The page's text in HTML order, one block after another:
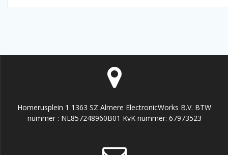
Homerusplein 1 1363 SZ Almere ElectronicWorks B.V. BTW
nummer : NL857248960B01 KvK nummer: 67973523